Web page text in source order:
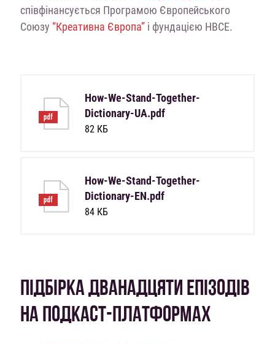
співфінансується Програмою Європейського
Союзу “Креативна Європа”і фундацією HBCE.
How-We-Stand-Together-
Dictionary-UA.pdf
82 КБ
How-We-Stand-Together-
Dictionary-EN.pdf
84 КБ
ПІДБІРКА ДВАНАДЦЯТИ ЕПІЗОДІВ
НА ПОДКАСТ-ПЛАТФОРМАХ